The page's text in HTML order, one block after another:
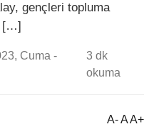
gençleri topluma
[…]
Cuma -
3 dk
okuma
A- A A+